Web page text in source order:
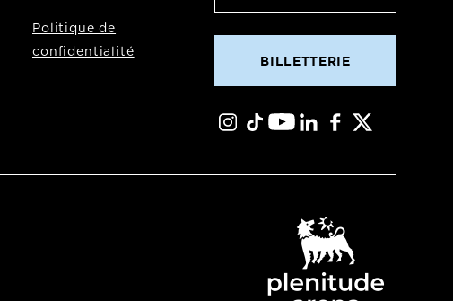
Politique de
confidentialité
BILLETTERIE